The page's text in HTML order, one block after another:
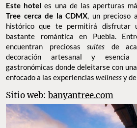
Este hoteles una de las aperturas
Tree cerca de la CDMX, un precioso
histórico que te permitirá disfrutar
bastante romántica en Puebla.
encuentran preciosassuites de
decoración artesanal y
gastronómicas donde deleitarse con
enfocado a las experiencias wellnessy
Sitio web: banyantree.com